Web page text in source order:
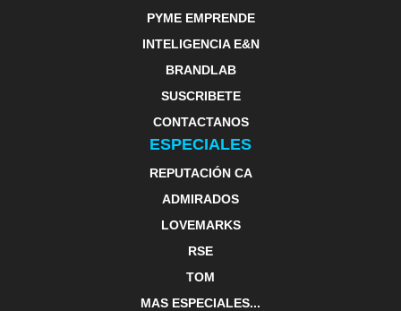
PYME EMPRENDE
INTELIGENCIA E&N
BRANDLAB
SUSCRIBETE
CONTACTANOS
ESPECIALES
REPUTACIÓN CA
ADMIRADOS
LOVEMARKS
RSE
TOM
MAS ESPECIALES...